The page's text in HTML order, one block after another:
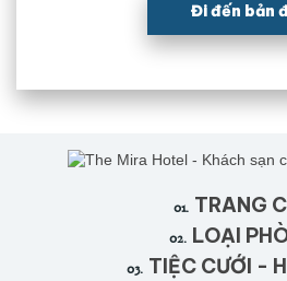
Đi đến bản
01. TRANG
02. LOẠI
03. TIỆC CƯỚI -